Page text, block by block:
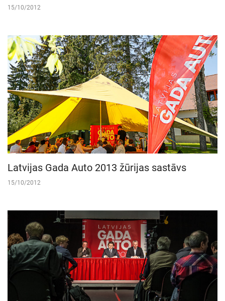
15/10/2012
Latvijas Gada Auto 2013 žūrijas sastāvs
15/10/2012